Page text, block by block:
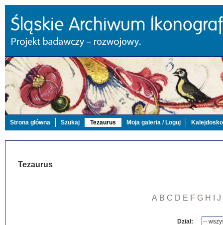
Strona główna Szukaj Tezaurus Moja galeria / Loguj
Tezaurus
A B C D E F G H J
Dział: